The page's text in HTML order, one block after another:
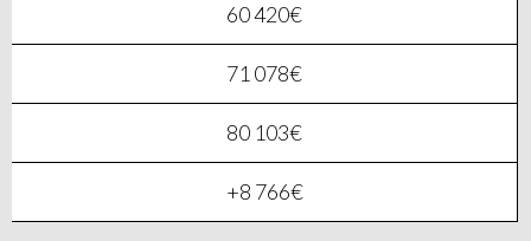
60 420€
71 078€
80 103€
+8 766€